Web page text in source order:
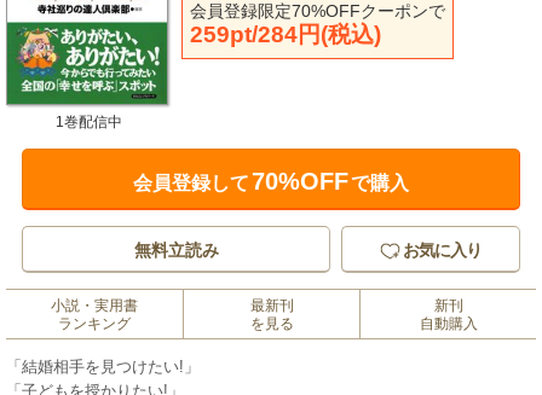
会員登録限定70%OFFクーポンで
259pt/284円(税込)
1巻配信中
会員登録して70%OFFで購入
無料立読み お気に入り
小説・実用書
ランキング
最新刊
を見る
新刊
自動購入
「結婚相手を見つけたい!」
「子どもを授かりたい!」